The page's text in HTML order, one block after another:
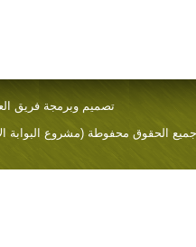
تصميم وبرمجة فريق
جميع الحقوق محفوطة (مشروع البوابة